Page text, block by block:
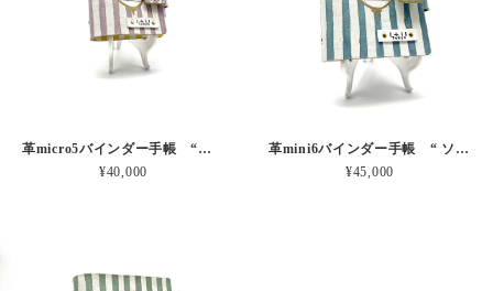
革micro5バインダー手帳 “ブルーベリー・レモンシェイク 昼下がりのお茶会” 本革
¥40,000
革mini6バインダー手帳 “ ソーダ・セサミシェイク 昼下がりのお茶会” 本革
¥45,000